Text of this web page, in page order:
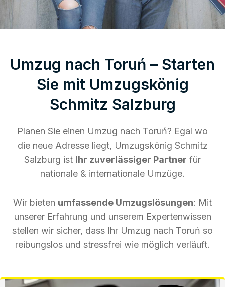
Umzug nach Toruń – Starten
Sie mit Umzugskönig
Schmitz Salzburg
Planen Sie einen Umzug nach Toruń? Egal wo
die neue Adresse liegt, Umzugskönig Schmitz
Salzburg ist Ihr zuverlässiger Partner für
nationale & internationale Umzüge.
Wir bieten umfassende Umzugslösungen: Mit
unserer Erfahrung und unserem Expertenwissen
stellen wir sicher, dass Ihr Umzug nach Toruń so
reibungslos und stressfrei wie möglich verläuft.